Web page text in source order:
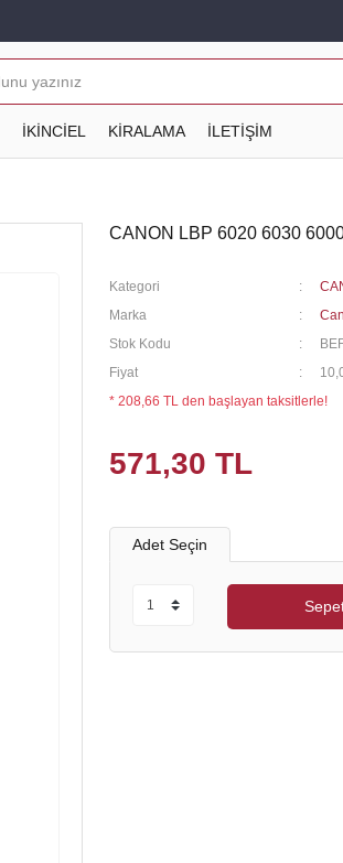
İKİNCİEL KİRALAMA İLETİŞİM
CANON LBP 6020 6030
Kategori
Marka
Stok Kodu
Fiyat
* 208,66 TL den başlayan taksitlerle!
571,30 TL
Adet Seçin